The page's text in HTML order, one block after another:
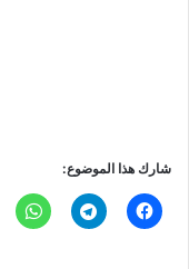
شارك هذا الموضوع: